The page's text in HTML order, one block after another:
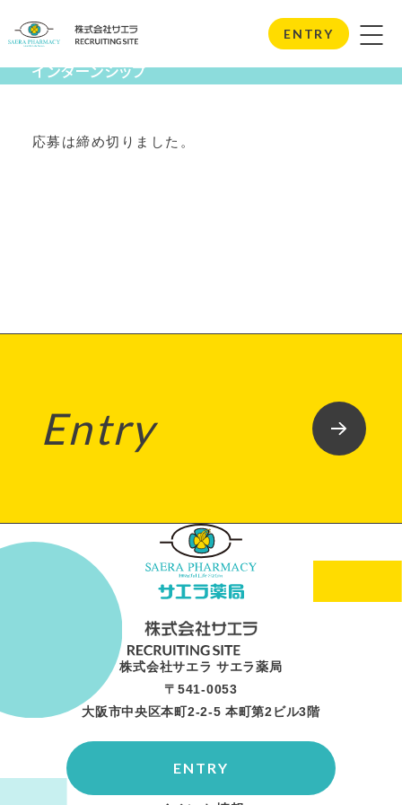
ENTRY
Internship
インターンシップ
応募は締め切りました。
Entry
株式会社サエラ サエラ薬局
〒541-0053
大阪市中央区本町2-2-5 本町第2ビル3階
ENTRY